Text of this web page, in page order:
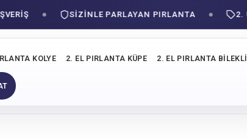
SIZINLE PARLAYAN PIRLANTA 2.
KOLYE 2. EL PIRLANTA KÜPE 2. EL PIRLANTA